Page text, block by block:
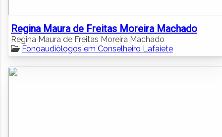
Regina Maura de Freitas Moreira Machado
Regina Maura de Freitas Moreira Machado
Fonoaudiólogos em Conselheiro Lafaiete